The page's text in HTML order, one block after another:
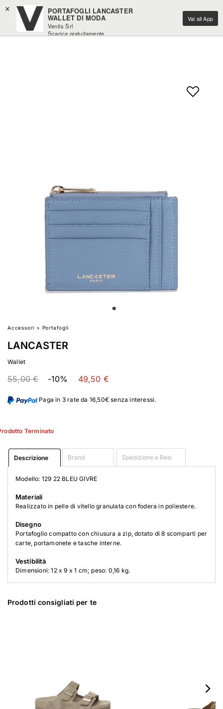
× PORTAFOGLI LANCASTER
WALLET DI MODA
Ventis Srl
Scarica gratuitamente
Vai all App
Accessori > Portafogli
LANCASTER
Wallet
55,00 € -10% 49,50 €
Paga in 3 rate da 16,50€ senza interessi.
Terminato
Descrizione Brand Spedizione e Resi
Modello: 129 22 BLEU GIVRE
Materiali
Realizzato in pelle di vitello granulata con fodera in poliestere.
Disegno
Portafoglio compatto con chiusura a zip, dotato di 8 scomparti per
carte, portamonete e tasche interne.
Vestibilità
Dimensioni: 12 x 9 x 1 cm; peso: 0,16 kg.
Prodotti consigliati per te